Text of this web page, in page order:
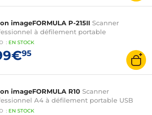
imageFORMULA P-215II Scanner
à défilement portable
: EN STOCK
95
imageFORMULA R10 Scanner
A4 à défilement portable USB
: EN STOCK